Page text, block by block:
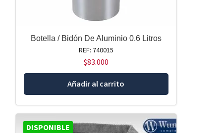
Botella / Bidón De Aluminio 0.6 Litros
REF: 740015
$83.000
Añadir al carrito
DISPONIBLE